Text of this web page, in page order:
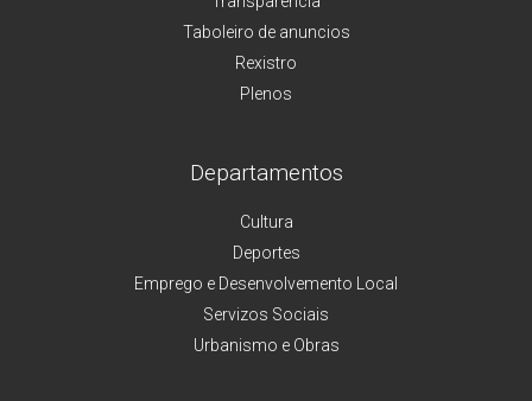
Taboleiro de anuncios
Rexistro
Plenos
Departamentos
Cultura
Deportes
Emprego e Desenvolvemento Local
Servizos Sociais
Urbanismo e Obras